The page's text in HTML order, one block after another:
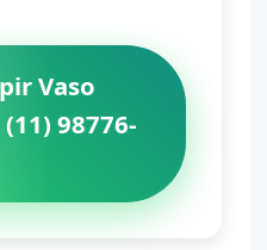
Vaso
98776-